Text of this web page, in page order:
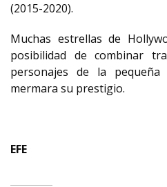
(2015-2020).
Muchas estrellas de
posibilidad de combinar
personajes de la
mermara su prestigio.
EFE